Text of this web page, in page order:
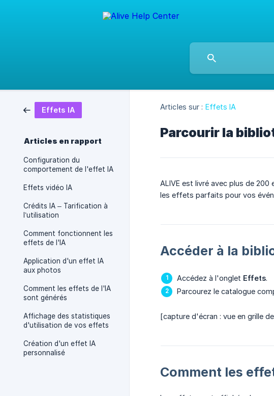
Effets IA
Articles en rapport
Configuration du
comportement de l'effet IA
Effets vidéo IA
Crédits IA – Tarification à
l’utilisation
Comment fonctionnent les
effets de l'IA
Application d'un effet IA
aux photos
Comment les effets de l'IA
sont générés
Affichage des statistiques
d'utilisation de vos effets
Création d'un effet IA
personnalisé
Articles sur : Effets IA
Parcourir la
ALIVE est livré avec plus de
les effets parfaits pour vos
Accéder à la
Accédez à l'onglet Effets.
Parcourez le catalogue
[capture d'écran : vue en grille
Comment les